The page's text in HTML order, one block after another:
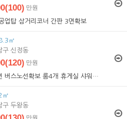
업탑 삼거리코너 간판 3면확보
만원
만원
㎡
중앙로 대로변 버스노선확보 룸4개 휴게실 샤워실까지
만원
만원
구 신정동
㎡
만원
구 두왕동